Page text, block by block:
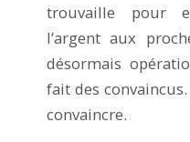
trouvaille pour
l’argent aux
désormais
fait des
convaincre.